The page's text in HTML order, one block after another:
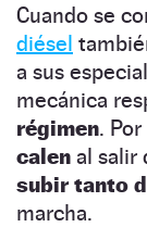
Cuando se
diésel
a sus
mecánica
régimen.
calen al salir
subir tanto
marcha.